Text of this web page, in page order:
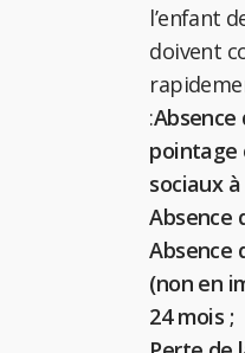
l’enfant
doivent
:Absence
pointage
sociaux
Absence
Absence
(non en
24 mois ;